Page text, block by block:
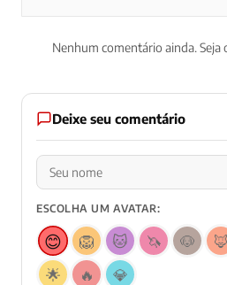
Nenhum comentário ainda.
Deixe seu comentário
ESCOLHA UM AVATAR:
😊 🦁 🐱 🦄 🐶 🦊
🌟
🔥 💎